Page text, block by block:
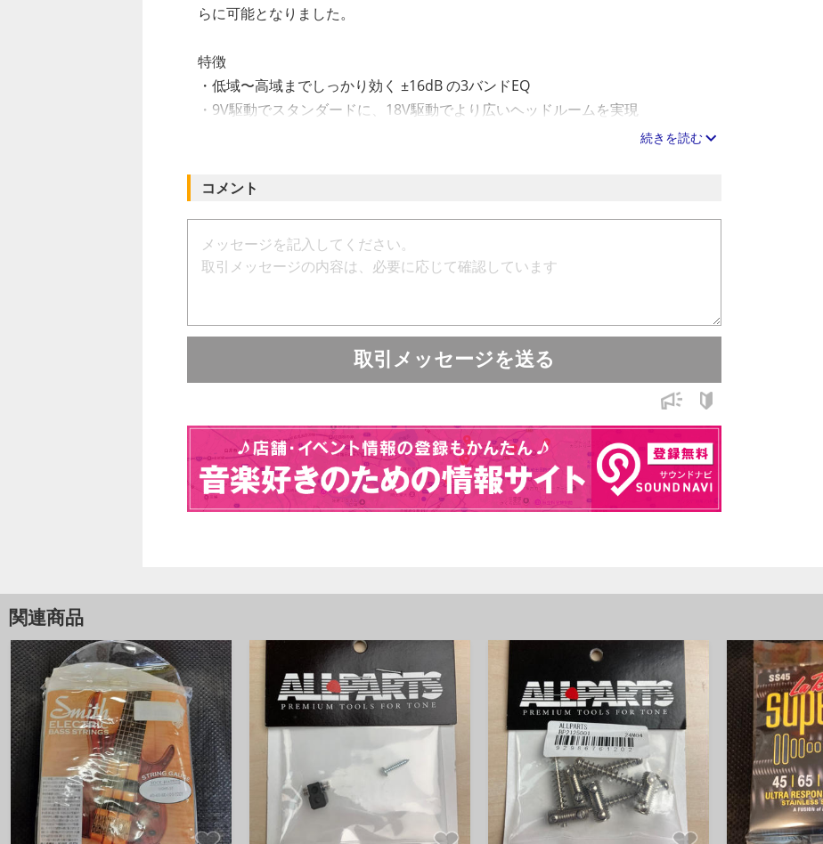
らに可能となりました。
特徴
・低域〜高域までしっかり効く ±16dB の3バンドEQ
・9V駆動でスタンダードに、18V駆動でより広いヘッドルームを実現
・HIGHで、スラップのアタックや抜け感を自在にコントロール
製品スペック
サイズ
W＝30mm、D=50mm、H=20mm
■9V or 18V
周波数コントロール
■LOW：70Hz ±16dB
■MID：500Hz±16dB
3枚目はDingwall NG-2に実装した写真です。
4〜6枚目は配線図です。
4枚目 ジャズベースタイプの配線図
5枚目 バランサータイプの配線図
6枚目 Dingwall NG-2/3の配線図
●配線方法
続きを読む
コメント
取引メッセージを送る
関連商品